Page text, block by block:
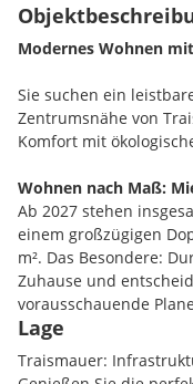
Modernes Wohnen
Sie suchen ein
Zentrumsnähe von
Komfort mit
Wohnen nach Maß:
Ab 2027 stehen
einem großzügigen
m². Das Besondere:
Zuhause und
vorausschauende
Nachhaltigkeit, die
Die Häuser werden in
Lage
Traismauer: